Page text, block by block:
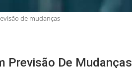
de mudanças
Previsão De Mudanças